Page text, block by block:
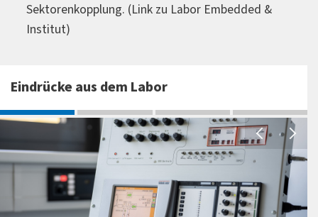
Sektorenkopplung. (Link zu Labor Embedded &
Institut)
Eindrücke aus dem Labor